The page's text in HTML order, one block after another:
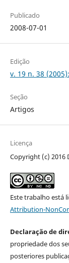
Publicado
2008-07-01
Edição
v. 19 n. 38
Seção
Artigos
Licença
Copyright (c) 2016
Este trabalho está
Attribution-
Declaração de
propriedade dos
posteriores